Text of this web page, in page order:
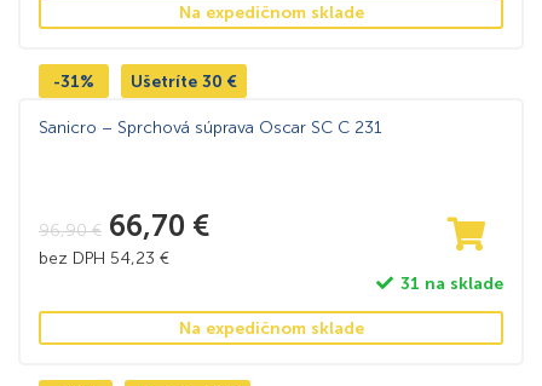
Na expedičnom sklade
-31% Ušetríte 30 €
Sanicro – Sprchová súprava Oscar SC C 231
96,90€ 66,70 €
bez DPH 54,23 €
31 na sklade
Na expedičnom sklade